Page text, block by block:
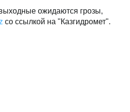
ожидаются грозы,
со ссылкой на "Казгидромет".